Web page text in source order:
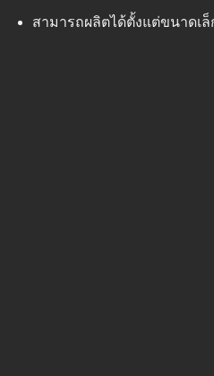
สามารถผลิตได้ตั้งแต่ขนาดเ